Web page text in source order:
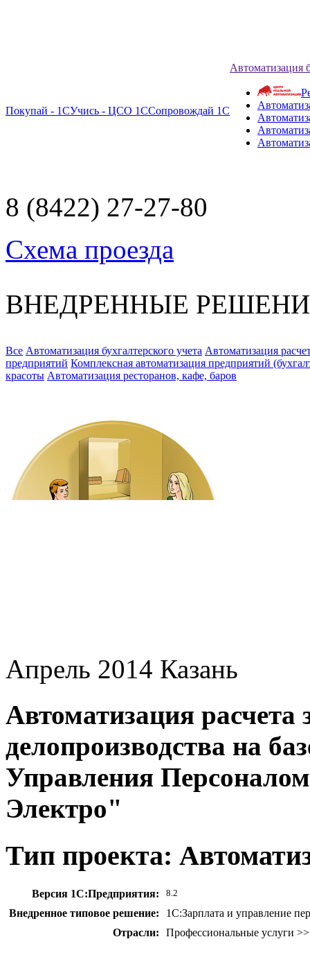
Покупай - 1СУчись - ЦСО 1ССопровождай 1С
Автоматизация
8 (8422) 27-27-80
Схема проезда
ВНЕДРЕННЫЕ
Все Автоматизация бухгалтерского учета Автоматизация
предприятий Комплексная автоматизация предприятий
красоты Автоматизация ресторанов, кафе, баров
Апрель 2014 Казань
Автоматизация расчета
делопроизводства на
Управления
Электро"
Тип проекта:
Версия 1С:Предприятия: 8.2
Внедренное типовое решение:
1С:Зарплата и управление
Отрасли:
Профессиональные услуги